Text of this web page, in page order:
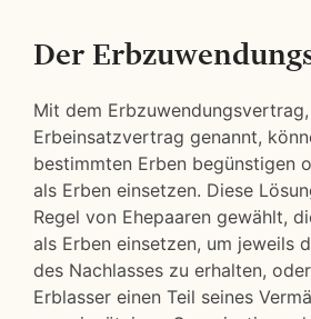
Der
Mit dem
Erbeinsatzvertrag genannt,
bestimmten Erben begünstigen
als Erben einsetzen. Diese
Regel von Ehepaaren gewählt,
als Erben einsetzen, um jeweils
des Nachlasses zu erhalten,
Erblasser einen Teil seines